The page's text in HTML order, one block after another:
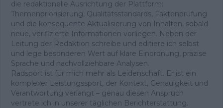
die redaktionelle Ausrichtung der Plattform:
Themenpriorisierung, Qualitätsstandards, Faktenprüfung
und die konsequente Aktualisierung von Inhalten, sobald
neue, verifizierte Informationen vorliegen. Neben der
Leitung der Redaktion schreibe und editiere ich selbst
und lege besonderen Wert auf klare Einordnung, präzise
Sprache und nachvollziehbare Analysen.
Radsport ist für mich mehr als Leidenschaft. Er ist ein
komplexer Leistungssport, der Kontext, Genauigkeit und
Verantwortung verlangt – genau diesen Anspruch
vertrete ich in unserer täglichen Berichterstattung.